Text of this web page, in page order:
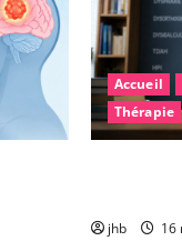
Accueil
Thérapie
jhb 16